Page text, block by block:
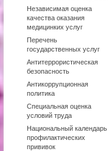
Независимая оценка
качества оказания
медицинких услуг
Перечень
государственных услуг
Антитеррористическая
безопасность
Антикоррупционная
политика
Специальная оценка
условий труда
Национальный календарь
профилактических
прививок